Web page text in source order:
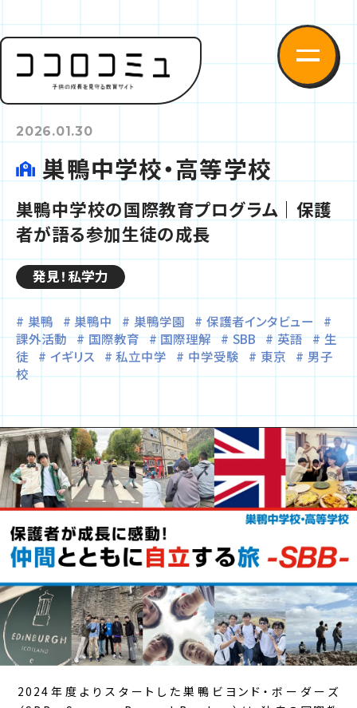
2026.01.30
巣鴨中学校・高等学校
巣鴨中学校の国際教育プログラム｜保護
者が語る参加生徒の成長
発見！私学力
巣鴨 巣鴨中 巣鴨学園
保護者インタビュー
課外活動
国際教育 国際理解 SBB 英語
生
徒
イギリス 私立中学 中学受験 東京
男子
校
2024年度よりスタートした巣鴨ビヨンド・ボーダーズ